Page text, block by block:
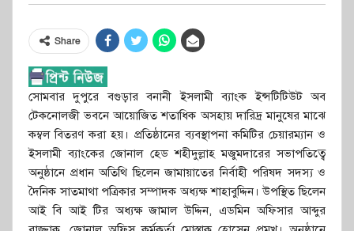
Share
সোমবার দুপুরে বগুড়ার বনানী ইসলামী ব্যাংক ইন্সটিটিউট অব
টেকনোলজী ভবনে আয়োজিত শতাধিক অসহায় দারিদ্র মানুষের মাঝে
কম্বল বিতরণ করা হয়। প্রতিষ্ঠানের ব্যবস্থাপনা কমিটির চেয়ারম্যান ও
ইসলামী ব্যাংকের জোনাল হেড শহীদুল্লাহ মজুমদারের সভাপতিত্বে
অনুষ্ঠানে প্রধান অতিথি ছিলেন জামায়াতের নির্বাহী পরিষদ সদস্য ও
দৈনিক সাতমাথা পত্রিকার সম্পাদক অধ্যক্ষ শাহাবুদ্দিন। উপস্থিত ছিলেন
আই বি আই টির অধ্যক্ষ জামাল উদ্দিন, এডমিন অফিসার আব্দুর